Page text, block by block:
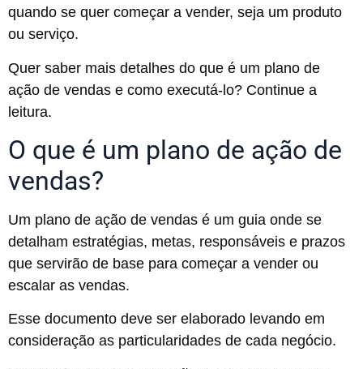
quando se quer começar a vender, seja um produto
ou serviço.
Quer saber mais detalhes do que é um plano de
ação de vendas e como executá-lo? Continue a
leitura.
O que é um plano de ação de
vendas?
Um plano de ação de vendas é um guia onde se
detalham estratégias, metas, responsáveis e prazos
que servirão de base para começar a vender ou
escalar as vendas.
Esse documento deve ser elaborado levando em
consideração as particularidades de cada negócio.